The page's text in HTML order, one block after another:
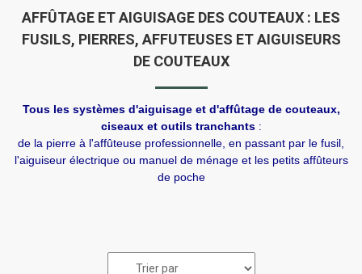
AFFÛTAGE ET AIGUISAGE DES COUTEAUX : LES
FUSILS, PIERRES, AFFUTEUSES ET AIGUISEURS
DE COUTEAUX
Tous les systèmes d'aiguisage et d'affûtage de couteaux,
ciseaux et outils tranchants:
de la pierre à l'affûteuse professionnelle, en passant par le fusil,
l'aiguiseur électrique ou manuel de ménage et les petits affûteurs
de poche